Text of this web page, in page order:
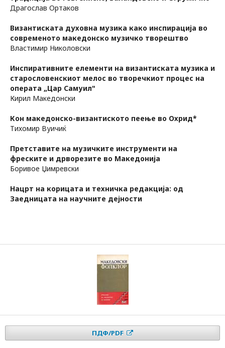
Драгослав Ортаков
Византиската духовна музика како инспирација во
современото македонско музичко творештво
Властимир Николовски
Инспиративните елементи на византиската музика и
старословенскиот мелос во творечкиот процес на
операта „Цар Самуил"
Кирил Македонски
Кон македонско-византиското пеење во Охрид*
Тихомир Вуичиќ
Претставите на музичките инструменти на
фреските и дрворезите во Македонија
Боривое Џимревски
Нацрт на корицата и техничка редакција: од
Заедницата на научните дејности
ПДФ/PDF